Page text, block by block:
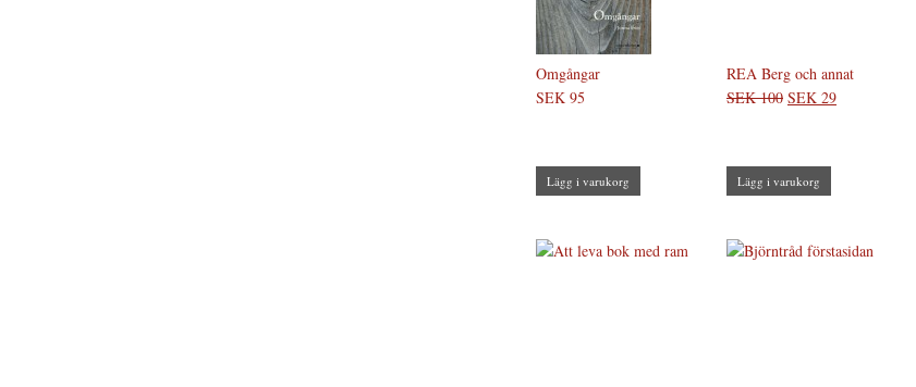
Omgångar
SEK 95
Lägg i varukorg
REA Berg och annat
SEK 100 SEK 29
Lägg i varukorg